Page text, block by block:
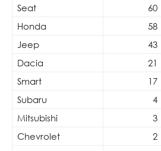
Seat
60
Honda
58
Jeep
43
Dacia
21
Smart
17
Subaru
4
Mitsubishi
3
Chevrolet
2